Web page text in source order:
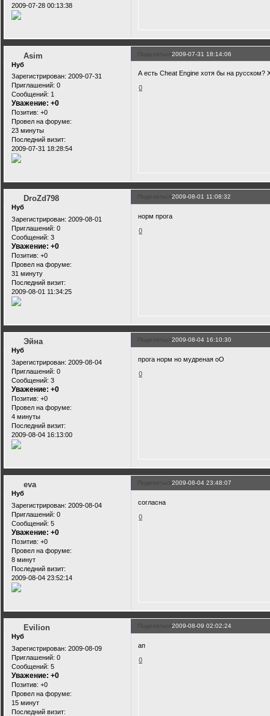
2009-07-28 00:13:38
Поделиться2009-07-31 18:14:06
Asim
Нуб
Зарегистрирован: 2009-07-31
Приглашений: 0
Сообщений: 1
Уважение: +0
Позитив: +0
Провел на форуме:
23 минуты
Последний визит:
2009-07-31 18:28:54
А есть Cheat Engine хотя бы на русском?
0
Поделиться2009-08-01 11:08:32
DroZd798
Нуб
Зарегистрирован: 2009-08-01
Приглашений: 0
Сообщений: 3
Уважение: +0
Позитив: +0
Провел на форуме:
31 минуту
Последний визит:
2009-08-01 11:34:25
норм прога
0
Поделиться2009-08-04 16:10:30
Эйна
Нуб
Зарегистрирован: 2009-08-04
Приглашений: 0
Сообщений: 3
Уважение: +0
Позитив: +0
Провел на форуме:
4 минуты
Последний визит:
2009-08-04 16:13:00
прога норм но мудреная оО
0
Поделиться2009-08-04 23:48:07
eva
Нуб
Зарегистрирован: 2009-08-04
Приглашений: 0
Сообщений: 5
Уважение: +0
Позитив: +0
Провел на форуме:
8 минут
Последний визит:
2009-08-04 23:52:14
согласна
0
Поделиться2009-08-09 02:02:24
Evilion
Нуб
Зарегистрирован: 2009-08-09
Приглашений: 0
Сообщений: 5
Уважение: +0
Позитив: +0
Провел на форуме:
15 минут
Последний визит:
ап
0